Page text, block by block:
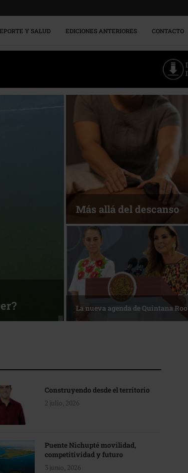
Y SALUD EDICIONES ANTERIORES CONTACTO
Más allá del descanso
La nueva agenda de Quintana Roo
Construyendo desde el territorio
2 julio, 2026
Puente Nichupté movilidad,
competitividad y futuro
3 junio, 2026